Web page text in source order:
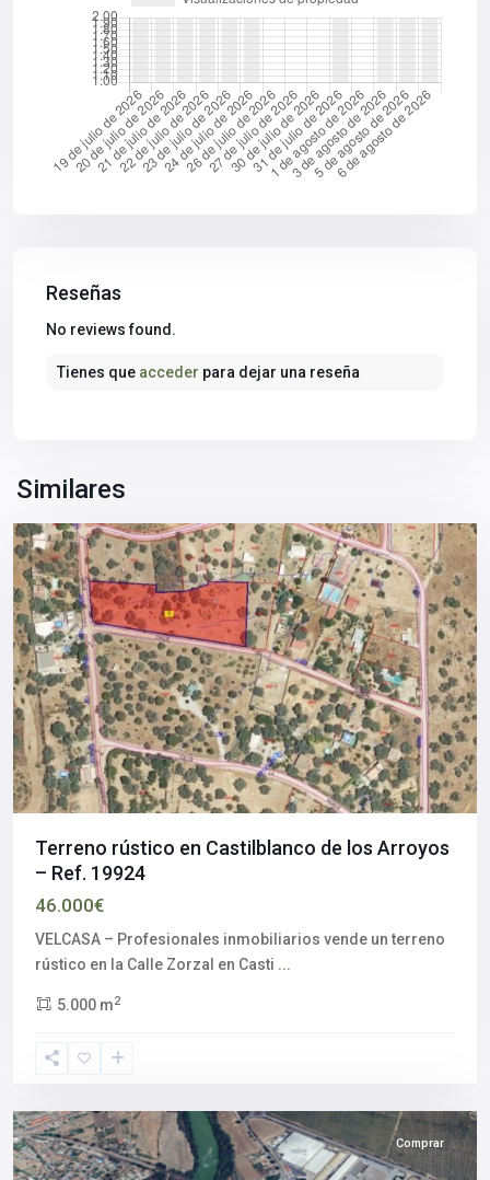
Reseñas
No reviews found.
Tienes que acceder para dejar una reseña
Similares
Sierra
Castilblanco
Sevilla
provincia
Terreno rústico en Castilblanco de los Arroyos
– Ref. 19924
46.000€
VELCASA – Profesionales inmobiliarios vende un terreno
rústico en la Calle Zorzal en Casti ...
5.000 m2
Comprar